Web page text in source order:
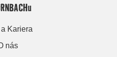
Kariera
nás